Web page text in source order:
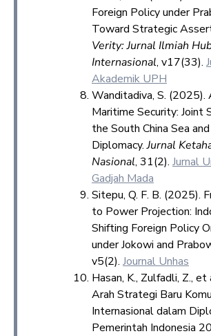
Foreign Policy under
Toward Strategic
Verity: Jurnal Ilmiah
Internasional, v17(33).
Akademik UPH
Wanditadiva, S. (2025).
Maritime Security: Joint
the South China Sea
Diplomacy.Jurnal
Nasional, 31(2). Jurnal
Gadjah Mada
Sitepu, Q. F. B. (2025).
to Power Projection:
Shifting Foreign Policy
under Jokowi and
v5(2). Journal Unhas
Hasan, K., Zulfadli, Z.,
Arah Strategi Baru
Internasional dalam
Pemerintah Indonesia